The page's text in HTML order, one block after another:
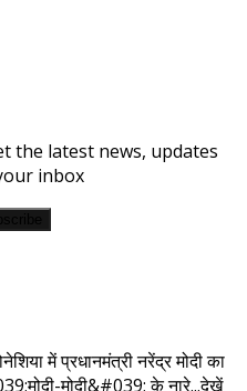
the latest news, updates
inbox
में प्रधानमंत्री नरेंद्र मोदी का
मोदी&#039; के नारे...देखें